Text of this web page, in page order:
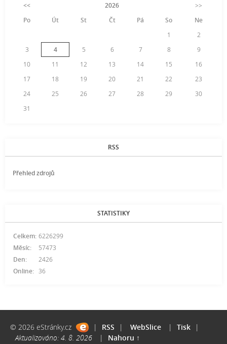
<<
2026
>>
Po
Út St Čt Pá So
Ne
1
2
3
4 5 6 7 8
9
10
11 12 13 14 15
16
17
18 19 20 21 22
23
24
25 26 27 28 29
30
31
RSS
Přehled zdrojů
STATISTIKY
Online: 36
Celkem: 6226299
Měsíc:
57473
Den:
2426
© 2026 eStránky.cz | RSS | WebSlice | Tisk
|
Aktualizováno: 4. 8. 2026
| Nahoru ↑